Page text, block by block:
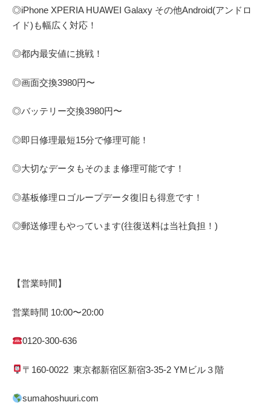
◎iPhone XPERIA HUAWEI Galaxy その他Android(アンドロ
イド) も幅広く対応！
◎都内最安値に挑戦！
◎画面交換3980円〜
◎バッテリー交換3980円〜
◎即日修理最短15分で修理可能！
◎大切なデータもそのまま修理可能です！
◎基板修理ロゴループデータ復旧も得意です！
◎郵送修理もやっています(往復送料は当社負担！)
【営業時間】
営業時間 10:00〜20:00
0120-300-636
〒 160-0022 東京都新宿区新宿3-35-2 YMビル３階
sumahoshuuri.com